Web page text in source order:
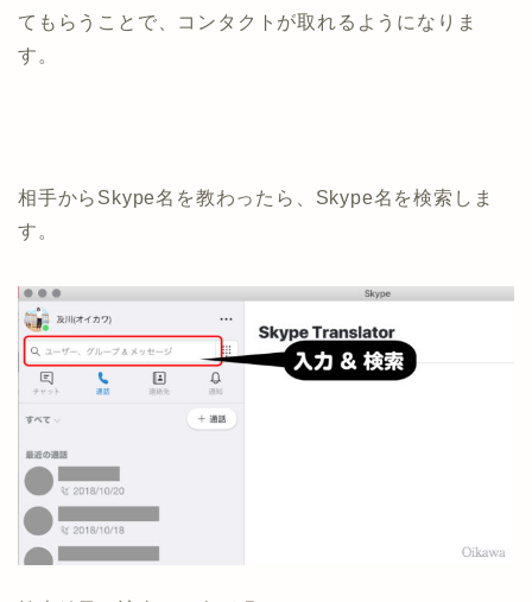
てもらうことで、コンタクトが取れるようになりま
す。
相手からSkype名を教わったら、Skype名を検索しま
す。